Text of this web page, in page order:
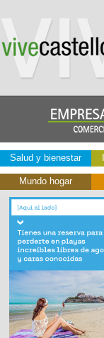
Salud y bienestar
Mundo hogar